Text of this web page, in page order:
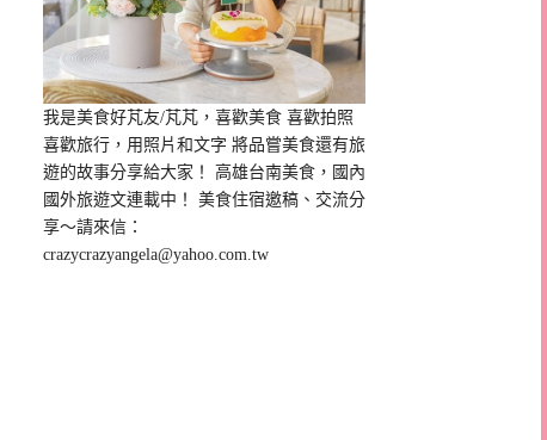
我是美食好芃友/芃芃，喜歡美食 喜歡拍照
喜歡旅行，用照片和文字 將品嘗美食還有旅
遊的故事分享給大家！ 高雄台南美食，國內
國外旅遊文連載中！ 美食住宿邀稿、交流分
享～請來信：
crazycrazyangela@yahoo.com.tw